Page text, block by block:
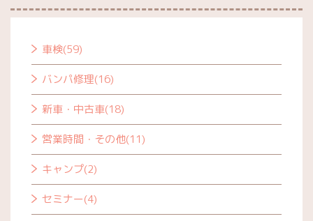
車検(59)
バンパ修理(16)
新車・中古車(18)
営業時間・その他(11)
キャンプ(2)
セミナー(4)